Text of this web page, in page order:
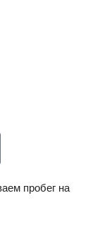
пробег на